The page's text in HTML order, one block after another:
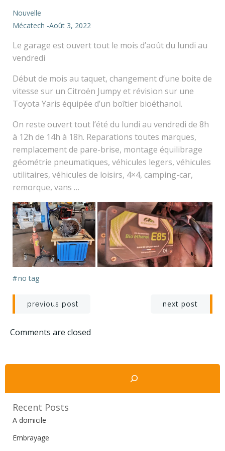
Nouvelle
Mécatech -Août 3, 2022
Le garage est ouvert tout le mois d’août du lundi au
vendredi
Début de mois au taquet, changement d’une boite de
vitesse sur un Citroën Jumpy et révision sur une
Toyota Yaris équipée d’un boîtier bioéthanol.
On reste ouvert tout l’été du lundi au vendredi de 8h
à 12h de 14h à 18h. Reparations toutes marques,
remplacement de pare-brise, montage équilibrage
géométrie pneumatiques, véhicules legers, véhicules
utilitaires, véhicules de loisirs, 4×4, camping-car,
remorque, vans …
#no tag
Navigation
de
previous post
Navigation
next post
Comments are closed
Rechercher
Recent Posts
A domicile
Embrayage